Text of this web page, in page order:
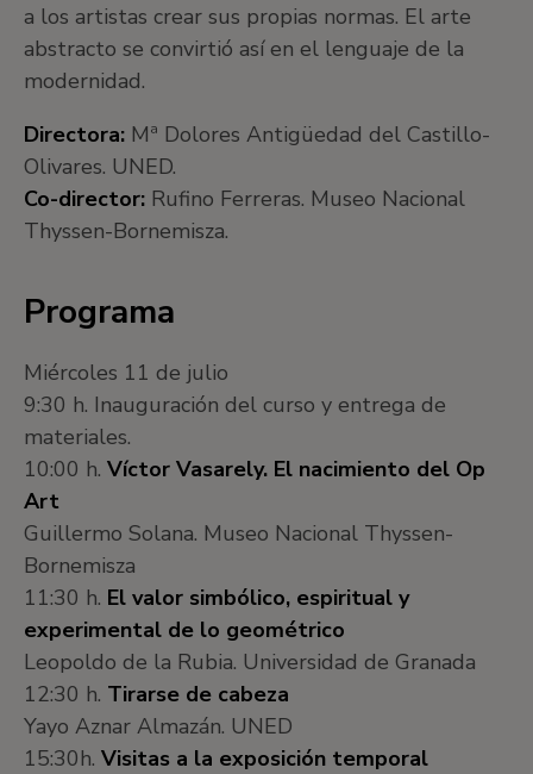
a los artistas crear sus propias normas. El arte
abstracto se convirtió así en el lenguaje de la
modernidad.
Directora: Mª Dolores Antigüedad del Castillo-
Olivares. UNED.
Co-director: Rufino Ferreras. Museo Nacional
Thyssen-Bornemisza.
Programa
Miércoles 11 de julio
9:30 h. Inauguración del curso y entrega de
materiales.
10:00 h. Víctor Vasarely. El nacimiento del Op
Art
Guillermo Solana. Museo Nacional Thyssen-
Bornemisza
11:30 h. El valor simbólico, espiritual y
experimental de lo geométrico
Leopoldo de la Rubia. Universidad de Granada
12:30 h. Tirarse de cabeza
Yayo Aznar Almazán. UNED
15:30h. Visitas a la exposición temporal